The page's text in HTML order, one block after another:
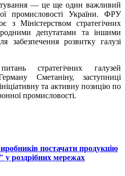
— це ще один важливий
промисловості України. ФРУ
з Міністерством стратегічних
депутатами та іншими
забезпечення розвитку галузі
стратегічних галузей
Сметаніну, заступниці
та активну позицію по
промисловості.
постачати продукцію
у роздрібних мережах